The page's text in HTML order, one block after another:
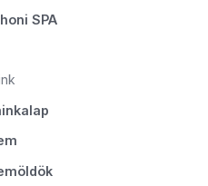
SPA